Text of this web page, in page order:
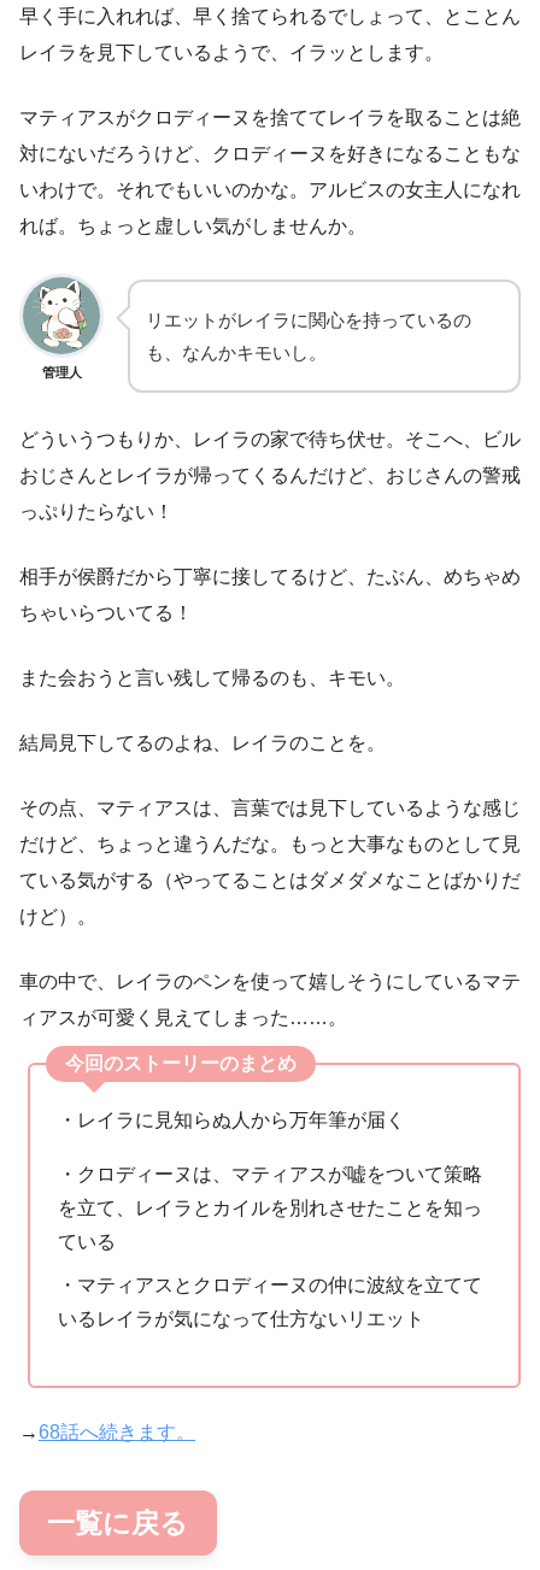
早く手に入れれば、早く捨てられるでしょって、とことん
レイラを見下しているようで、イラッとします。
マティアスがクロディーヌを捨ててレイラを取ることは絶
対にないだろうけど、クロディーヌを好きになることもな
いわけで。それでもいいのかな。アルビスの女主人になれ
れば。ちょっと虚しい気がしませんか。
管理人
リエットがレイラに関心を持っているの
も、なんかキモいし。
どういうつもりか、レイラの家で待ち伏せ。そこへ、ビル
おじさんとレイラが帰ってくるんだけど、おじさんの警戒
っぷりたらない！
相手が侯爵だから丁寧に接してるけど、たぶん、めちゃめ
ちゃいらついてる！
また会おうと言い残して帰るのも、キモい。
結局見下してるのよね、レイラのことを。
その点、マティアスは、言葉では見下しているような感じ
だけど、ちょっと違うんだな。もっと大事なものとして見
ている気がする（やってることはダメダメなことばかりだ
けど）。
車の中で、レイラのペンを使って嬉しそうにしているマテ
ィアスが可愛く見えてしまった……。
今回のストーリーのまとめ
・レイラに見知らぬ人から万年筆が届く
・クロディーヌは、マティアスが嘘をついて策略
を立て、レイラとカイルを別れさせたことを知っ
ている
・マティアスとクロディーヌの仲に波紋を立てて
いるレイラが気になって仕方ないリエット
→68話へ続きます。
一覧に戻る